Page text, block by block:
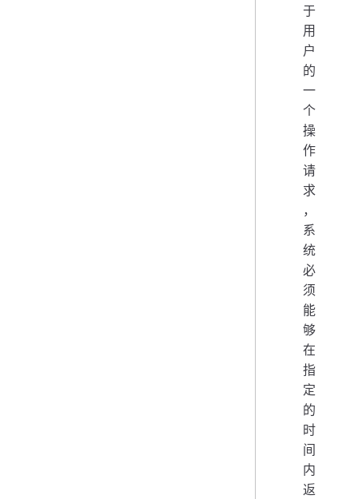
于
用
户
的
一
个
操
作
请
求
，
系
统
必
须
能
够
在
指
定
的
时
间
内
返